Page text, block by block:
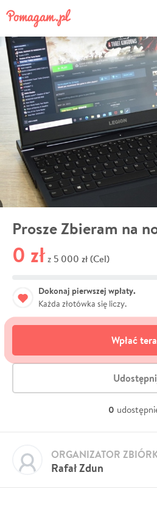
Prosze Zbieram na
0 zł z 5 000 zł (Cel)
Dokonaj pierwszej wpłaty.
Każda złotówka się liczy.
Wpłać
0
Rafał Zdun
ORGANIZATOR